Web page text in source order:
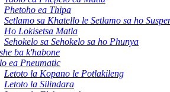
Phetoho ea Thipa
Setlamo sa Khatello le Setlamo sa ho
Ho Lokisetsa Matla
Sehokelo sa Sehokelo sa ho Phunya
ba k'habone
ea Pneumatic
Letoto la Kopano le Potlakileng
Letoto la Silindara